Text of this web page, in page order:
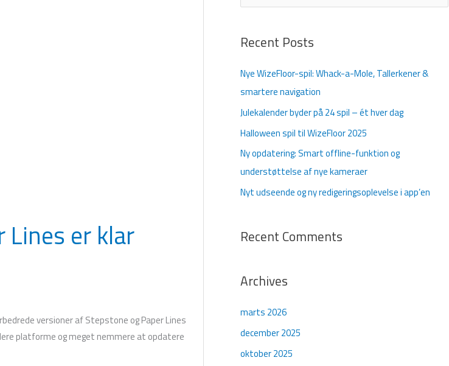
Lines er klar
versioner af Stepstone og Paper Lines
platforme og meget nemmere at opdatere
ø
e
f
:
Recent Posts
Nye WizeFloor-spil: Whack-a-Mole, Tallerkener &
smartere navigation
Julekalender byder på 24 spil – ét hver dag
Halloween spil til WizeFloor 2025
Ny opdatering: Smart offline-funktion og
understøttelse af nye kameraer
Nyt udseende og ny redigeringsoplevelse i app’en
Recent Comments
Archives
marts 2026
december 2025
oktober 2025